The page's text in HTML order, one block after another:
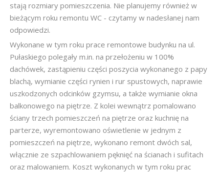
stają rozmiary pomieszczenia. Nie planujemy również w
bieżącym roku remontu WC - czytamy w nadesłanej nam
odpowiedzi.
Wykonane w tym roku prace remontowe budynku na ul.
Pułaskiego polegały m.in. na przełożeniu w 100%
dachówek, zastąpieniu części poszycia wykonanego z papy
blachą, wymianie części rynien i rur spustowych, naprawie
uszkodzonych odcinków gzymsu, a także wymianie okna
balkonowego na piętrze. Z kolei wewnątrz pomalowano
ściany trzech pomieszczeń na piętrze oraz kuchnię na
parterze, wyremontowano oświetlenie w jednym z
pomieszczeń na piętrze, wykonano remont dwóch sal,
włącznie ze szpachlowaniem pęknięć na ścianach i sufitach
oraz malowaniem. Koszt wykonanych w tym roku prac